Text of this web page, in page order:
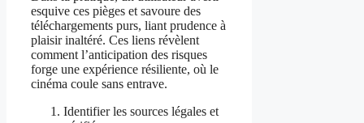
esquive ces pièges et savoure des
téléchargements purs, liant prudence à
plaisir inaltéré. Ces liens révèlent
comment l’anticipation des risques
forge une expérience résiliente, où le
cinéma coule sans entrave.
Identifier les sources légales et